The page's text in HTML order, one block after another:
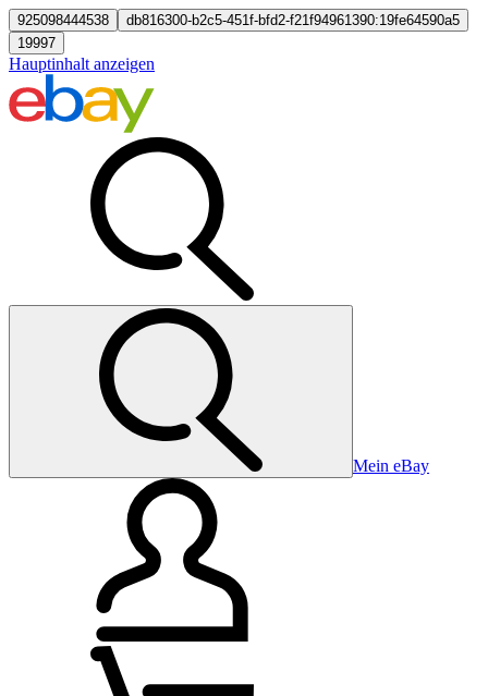
925098444538
db816300-b2c5-451f-bfd2-f21f94961390:19fe64590a5
19997
Hauptinhalt anzeigen
Mein eBay